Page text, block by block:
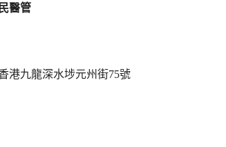
醫管
港九龍深水埗元州街75號